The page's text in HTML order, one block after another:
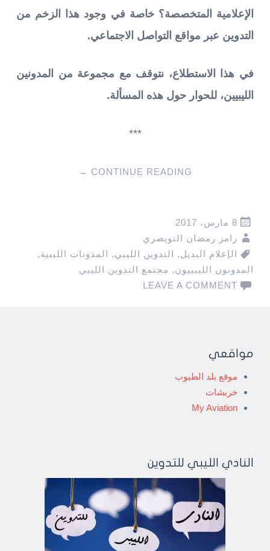
الإعلامية المتخصصة؟ خاصة في وجود هذا الزخم من
التدوين عبر مواقع التواصل الاجتماعي.
في هذا الاستطلاع، نتوقف مع مجموعة من المدونين
الليبيين، للحوار حول هذه المسألة.
***
CONTINUE READING
→
8 مارس، 2017
رامز رمضان النويصري
الإعلام البديل, التدوين الليبي, المدونات الليبية,
المدونون الليبييون, مجتمع التدوين الليبي
LEAVE A COMMENT
مواقعي
موقع بلد الطيوب
خربشات
My Aviation
النادي الليبي للتدوين